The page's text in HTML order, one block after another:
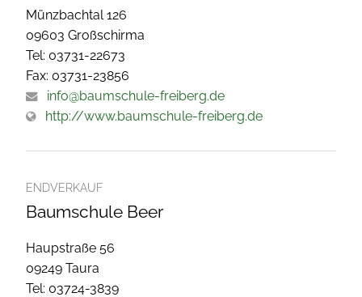
Münzbachtal 126
09603 Großschirma
Tel: 03731-22673
Fax: 03731-23856
info@baumschule-freiberg.de
http://www.baumschule-freiberg.de
ENDVERKAUF
Baumschule Beer
Haupstraße 56
09249 Taura
Tel: 03724-3839